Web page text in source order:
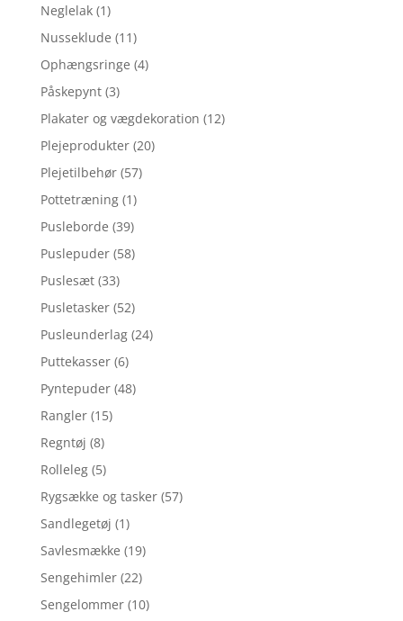
Neglelak (1)
Nusseklude (11)
Ophængsringe (4)
Påskepynt (3)
Plakater og vægdekoration (12)
Plejeprodukter (20)
Plejetilbehør (57)
Pottetræning (1)
Pusleborde (39)
Puslepuder (58)
Puslesæt (33)
Pusletasker (52)
Pusleunderlag (24)
Puttekasser (6)
Pyntepuder (48)
Rangler (15)
Regntøj (8)
Rolleleg (5)
Rygsække og tasker (57)
Sandlegetøj (1)
Savlesmække (19)
Sengehimler (22)
Sengelommer (10)